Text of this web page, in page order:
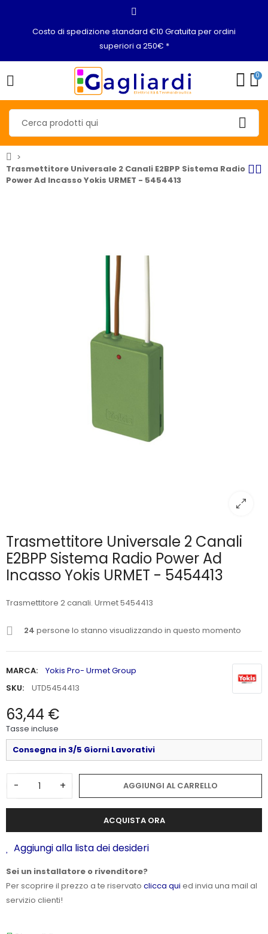
Costo di spedizione standard €10 Gratuita per ordini
superiori a 250€ *
0
Trasmettitore Universale 2 Canali E2BPP Sistema Radio
Power Ad Incasso Yokis URMET - 5454413
Trasmettitore Universale 2 Canali
E2BPP Sistema Radio Power Ad
Incasso Yokis URMET - 5454413
Trasmettitore 2 canali. Urmet 5454413
24 persone lo stanno visualizzando in questo momento
MARCA:
Yokis Pro- Urmet Group
SKU:
UTD5454413
63,44 €
Tasse incluse
Consegna in 3/5 Giorni Lavorativi
- + AGGIUNGI AL CARRELLO
ACQUISTA ORA
Aggiungi alla lista dei desideri
Sei un installatore o rivenditore?
Per scoprire il prezzo a te riservato clicca qui ed invia una mail al
servizio clienti!